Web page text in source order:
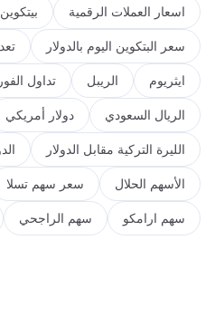
اسعار العملات الرقمية بيتكوين
سعر البتكوين اليوم بالدولار
ايثريوم الريبل تداول
الريال السعودي دولار أمريكي
الليرة التركية مقابل الدولار
الأسهم الحلال سعر سهم تسلا
سهم ارامكو سهم الراجحي